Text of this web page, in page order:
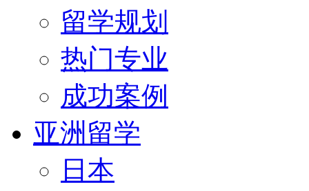
留学规划
热门专业
成功案例
亚洲留学
日本